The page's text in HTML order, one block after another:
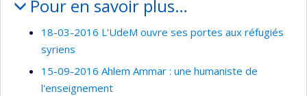
Pour en savoir plus…
18-03-2016 L'UdeM ouvre ses portes aux réfugiés
syriens
15-09-2016 Ahlem Ammar : une humaniste de
l'enseignement